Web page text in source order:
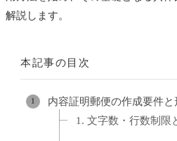
解説します。
本記事の目次
内容証明郵便の作成要件
1. 文字数・行数制限